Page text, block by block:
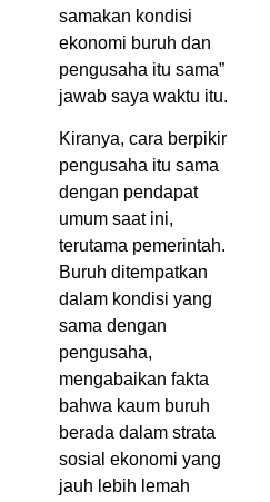
samakan kondisi
ekonomi buruh dan
pengusaha itu sama”
jawab saya waktu itu.
Kiranya, cara berpikir
pengusaha itu sama
dengan pendapat
umum saat ini,
terutama pemerintah.
Buruh ditempatkan
dalam kondisi yang
sama dengan
pengusaha,
mengabaikan fakta
bahwa kaum buruh
berada dalam strata
sosial ekonomi yang
jauh lebih lemah